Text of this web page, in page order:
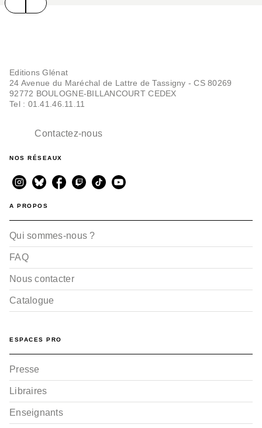
Editions Glénat
24 Avenue du Maréchal de Lattre de Tassigny - CS 80269
92772 BOULOGNE-BILLANCOURT CEDEX
Tel : 01.41.46.11.11
Contactez-nous
NOS RÉSEAUX
A PROPOS
Qui sommes-nous ?
FAQ
Nous contacter
Catalogue
ESPACES PRO
Presse
Libraires
Enseignants